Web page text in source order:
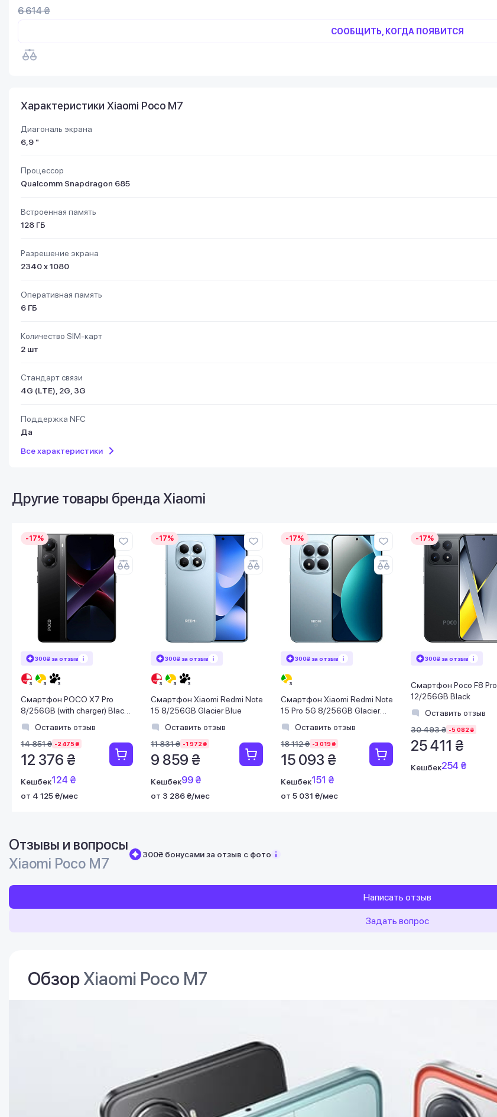
6 614 ₴
СООБЩИТЬ, КОГДА ПОЯВИТСЯ
Характеристики Xiaomi Poco M7
Диагональ экрана
6,9 "
Процессор
Qualcomm Snapdragon 685
Встроенная память
128 ГБ
Разрешение экрана
2340 x 1080
Оперативная память
6 ГБ
Количество SIM-карт
2 шт
Стандарт связи
4G (LTE), 2G, 3G
Поддержка NFC
Да
Все характеристики
Другие товары бренда Xiaomi
-17%
300₴ за отзыв
Смартфон POCO X7 Pro
8/256GB (with charger) Black
EU
Оставить отзыв
14 851 ₴ -2 475 ₴
12 376 ₴
Кешбек124 ₴
от 4 125 ₴/мес
-17%
300₴ за отзыв
Смартфон Xiaomi Redmi Note
15 8/256GB Glacier Blue
Оставить отзыв
11 831 ₴ -1 972 ₴
9 859 ₴
Кешбек99 ₴
от 3 286 ₴/мес
-17%
300₴ за отзыв
Смартфон Xiaomi Redmi Note
15 Pro 5G 8/256GB Glacier
Blue
Оставить отзыв
18 112 ₴ -3 019 ₴
15 093 ₴
Кешбек151 ₴
от 5 031 ₴/мес
-17%
300₴ за отзыв
Смартфон Poco F8 Pro
12/256GB Black
Оставить отзыв
30 493 ₴ -5 082 ₴
25 411 ₴
Кешбек254 ₴
Отзывы и вопросы
Xiaomi Poco M7
300₴ бонусами за отзыв с фото
Написать отзыв
Задать вопрос
ОбзорXiaomi Poco M7